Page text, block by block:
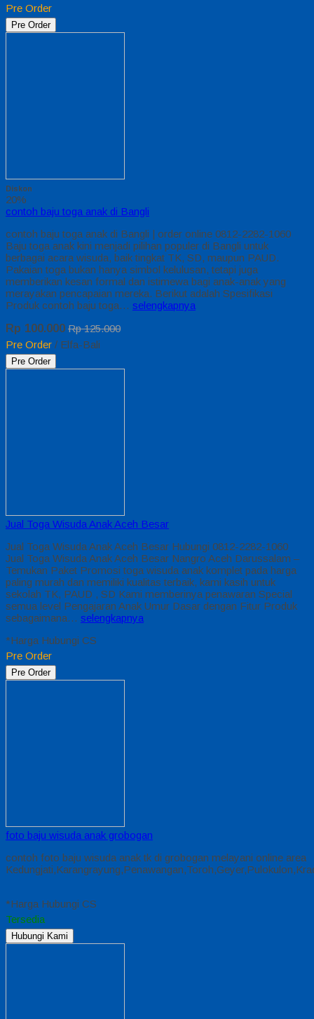
Pre Order
Pre Order
Diskon
20%
contoh baju toga anak di Bangli
contoh baju toga anak di Bangli | order online 0812-2282-1060
Baju toga anak kini menjadi pilihan populer di Bangli untuk
berbagai acara wisuda, baik tingkat TK, SD, maupun PAUD.
Pakaian toga bukan hanya simbol kelulusan, tetapi juga
memberikan kesan formal dan istimewa bagi anak-anak yang
merayakan pencapaian mereka. Berikut adalah Spesifikasi
Produk contoh baju toga… selengkapnya
Rp 100.000 Rp 125.000
Pre Order / Elfa-Bali
Pre Order
Jual Toga Wisuda Anak Aceh Besar
Jual Toga Wisuda Anak Aceh Besar Hubungi 0812-2282-1060
Jual Toga Wisuda Anak Aceh Besar Nangro Aceh Darussalam –
Temukan Paket Promosi toga wisuda anak komplet pada harga
paling murah dan memiliki kualitas terbaik, kami kasih untuk
sekolah TK, PAUD , SD Kami memberinya penawaran Special
semua level Pengajaran Anak Umur Dasar dengan Fitur Produk
sebagaimana… selengkapnya
*Harga Hubungi CS
Pre Order
Pre Order
foto baju wisuda anak grobogan
contoh foto baju wisuda anak tk di grobogan melayani online area
*Harga Hubungi CS
Tersedia
Hubungi Kami